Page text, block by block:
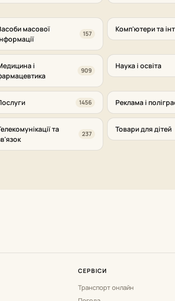
масової
157
Комп'ютери та
і
909
Наука і освіта
1456 Реклама і
та
237
Товари для дітей
СЕРВІСИ
Транспорт онлайн